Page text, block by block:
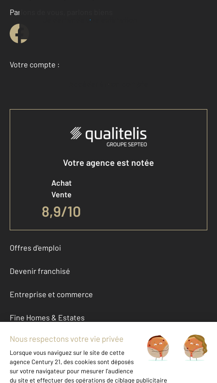
Je demande une estimation
Parlons de vous, parlons biens
Votre compte :
Accéder à mon compte
Votre agence est notée
Achat
Vente
8,9/10
Offres d'emploi
Devenir franchisé
Entreprise et commerce
Fine Homes & Estates
À propos
International